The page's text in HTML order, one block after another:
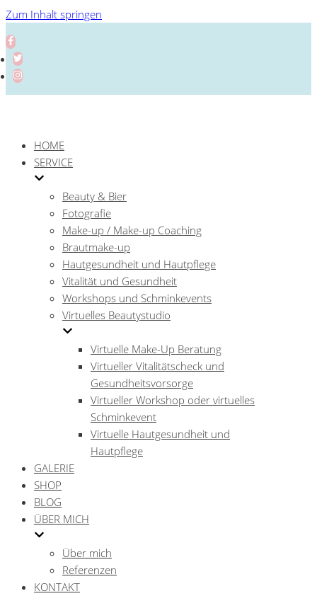
Zum Inhalt springen
HOME
SERVICE
Beauty & Bier
Fotografie
Make-up / Make-up Coaching
Brautmake-up
Hautgesundheit und Hautpflege
Vitalität und Gesundheit
Workshops und Schminkevents
Virtuelles Beautystudio
Virtuelle Make-Up Beratung
Virtueller Vitalitätscheck und
Gesundheitsvorsorge
Virtueller Workshop oder virtuelles
Schminkevent
Virtuelle Hautgesundheit und
Hautpflege
GALERIE
SHOP
BLOG
ÜBER MICH
Über mich
Referenzen
KONTAKT